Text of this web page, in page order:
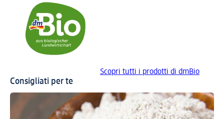
Scopri tutti i prodotti di dmBio
Consigliati per te